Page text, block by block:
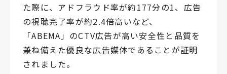
た際に、アドフラウド率が約177分の1、広告
の視聴完了率が約2.4倍高いなど、
「ABEMA」のCTV広告が高い安全性と品質を
兼ね備えた優良な広告媒体であることが証明
されました。